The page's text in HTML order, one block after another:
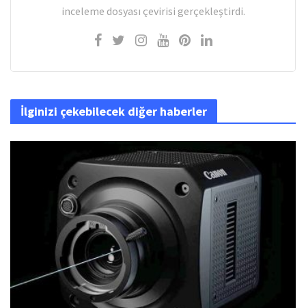
inceleme dosyası çevirisi gerçekleştirdi.
İlginizi çekebilecek diğer haberler